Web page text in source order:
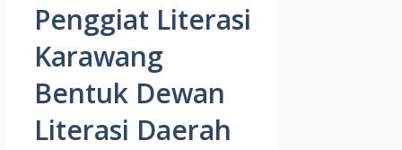
Penggiat Literasi
Karawang
Bentuk Dewan
Literasi Daerah